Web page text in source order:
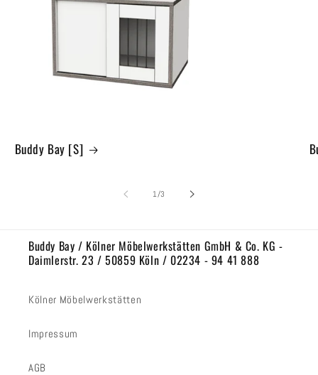
Buddy Bay [S]
1/von
3
Buddy Bay / Kölner Möbelwerkstätten GmbH & Co. KG -
Daimlerstr. 23 / 50859 Köln / 02234 - 94 41 888
Kölner Möbelwerkstätten
Impressum
AGB